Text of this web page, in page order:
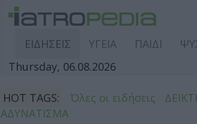
ΕΙΔΗΣΕΙΣ ΥΓΕΙΑ ΠΑΙΔΙ
Thursday, 06.08.2026
HOT TAGS: Όλες οι ειδήσεις
ΑΔΥΝΑΤΙΣΜΑ